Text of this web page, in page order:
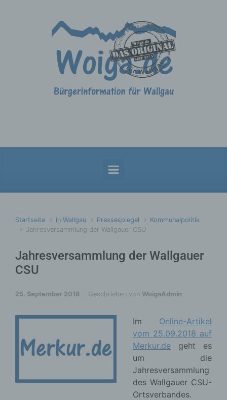
Startseite in Wallgau Pressespiegel
Kommunalpolitik
Jahresversammlung der Wallgauer CSU
Jahresversammlung der Wallgauer
CSU
25. September 2018 Geschrieben von WoigaAdmin
Im Online-Artikel
vom 25.09.2018 auf
Merkur.de geht es
um die
Jahresversammlung
des Wallgauer CSU-
Ortsverbandes.